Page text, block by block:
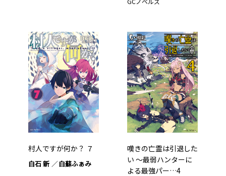
村人ですが何か？ ７
白石 新 白蘇ふぁみ
嘆きの亡霊は引退した
い ～最弱ハンターに
よる最強パー…4